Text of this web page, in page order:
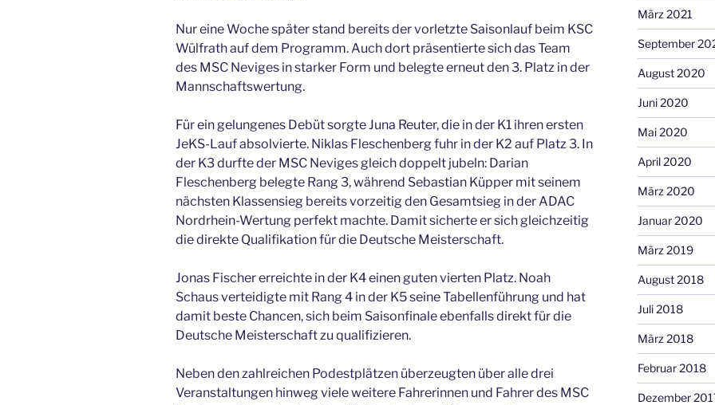
Nur eine Woche später stand bereits der vorletzte Saisonlauf beim KSC
Wülfrath auf dem Programm. Auch dort präsentierte sich das Team
des MSC Neviges in starker Form und belegte erneut den 3. Platz in der
Mannschaftswertung.
Für ein gelungenes Debüt sorgte Juna Reuter, die in der K1 ihren ersten
JeKS-Lauf absolvierte. Niklas Fleschenberg fuhr in der K2 auf Platz 3. In
der K3 durfte der MSC Neviges gleich doppelt jubeln: Darian
Fleschenberg belegte Rang 3, während Sebastian Küpper mit seinem
nächsten Klassensieg bereits vorzeitig den Gesamtsieg in der ADAC
Nordrhein-Wertung perfekt machte. Damit sicherte er sich gleichzeitig
die direkte Qualifikation für die Deutsche Meisterschaft.
Jonas Fischer erreichte in der K4 einen guten vierten Platz. Noah
Schaus verteidigte mit Rang 4 in der K5 seine Tabellenführung und hat
damit beste Chancen, sich beim Saisonfinale ebenfalls direkt für die
Deutsche Meisterschaft zu qualifizieren.
Neben den zahlreichen Podestplätzen überzeugten über alle drei
Veranstaltungen hinweg viele weitere Fahrerinnen und Fahrer des MSC
März 2021
September
August 2020
Juni 2020
Mai 2020
April 2020
März 2020
Januar 2020
März 2019
August 2018
Juli 2018
März 2018
Februar 2018
Dezember